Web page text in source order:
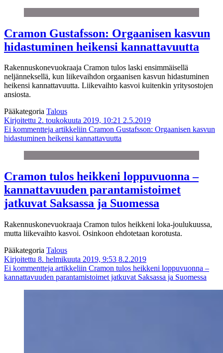
Cramon Gustafsson: Orgaanisen kasvun
hidastuminen heikensi kannattavuutta
Rakennuskonevuokraaja Cramon tulos laski ensimmäisellä
neljänneksellä, kun liikevaihdon orgaanisen kasvun hidastuminen
heikensi kannattavuutta. Liikevaihto kasvoi kuitenkin yritysostojen
ansiosta.
Pääkategoria Talous
Kirjoitettu 2. toukokuuta 2019, 10:21 2.5.2019
Ei kommentteja artikkeliin Cramon Gustafsson: Orgaanisen kasvun
hidastuminen heikensi kannattavuutta
Cramon tulos heikkeni loppuvuonna –
kannattavuuden parantamistoimet
jatkuvat Saksassa ja Suomessa
Rakennuskonevuokraaja Cramon tulos heikkeni loka-joulukuussa,
mutta liikevaihto kasvoi. Osinkoon ehdotetaan korotusta.
Pääkategoria Talous
Kirjoitettu 8. helmikuuta 2019, 9:53 8.2.2019
Ei kommentteja artikkeliin Cramon tulos heikkeni loppuvuonna –
kannattavuuden parantamistoimet jatkuvat Saksassa ja Suomessa